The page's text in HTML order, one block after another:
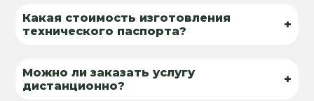
Какая стоимость изготовления
технического паспорта?
+
Можно ли заказать услугу
дистанционно?
+